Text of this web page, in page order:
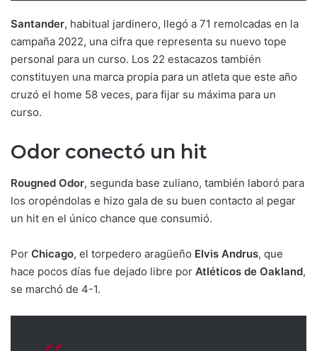
Santander, habitual jardinero, llegó a 71 remolcadas en la
campaña 2022, una cifra que representa su nuevo tope
personal para un curso. Los 22 estacazos también
constituyen una marca propia para un atleta que este año
cruzó el home 58 veces, para fijar su máxima para un
curso.
Odor conectó un hit
Rougned Odor, segunda base zuliano, también laboró para
los oropéndolas e hizo gala de su buen contacto al pegar
un hit en el único chance que consumió.
Por Chicago, el torpedero aragüeño Elvis Andrus, que
hace pocos días fue dejado libre por Atléticos de Oakland,
se marchó de 4-1.